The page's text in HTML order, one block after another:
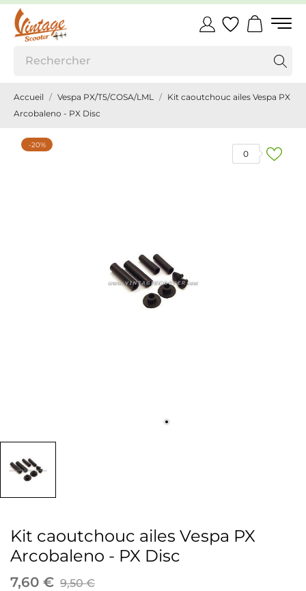
Accueil Vespa PX/T5/COSA/LML
Kit caoutchouc ailes Vespa PX
Arcobaleno - PX Disc
0
-20%
Kit caoutchouc ailes Vespa PX
Arcobaleno - PX Disc
7,60 € 9,50 €